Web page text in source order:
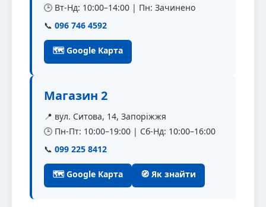
🕒 Вт-Нд: 10:00–14:00 | Пн: Зачинено
📞 096 746 4592
🗺 Google Карта
Магазин 2
📍 вул. Ситова, 14, Запоріжжя
🕒 Пн-Пт: 10:00–19:00 | Сб-Нд: 10:00–16:00
📞 099 225 8412
🗺 Google Карта 🧭 Як знайти